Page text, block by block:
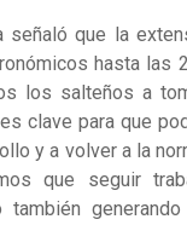
señaló que la
hasta las
los salteños a
clave para que
y a volver a la
que seguir
también